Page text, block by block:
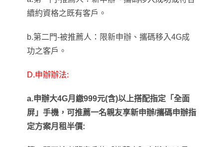
續約資格之既有客戶。
b.第二門-被推薦人：限新申辦、攜碼移入4G成
功之客戶。
D.申辦辦法:
a.申辦大4G月繳999元(含)以上搭配指定「全面
屏」手機，可推薦一名親友享新申辦/攜碼申辦指
定方案月租半價: